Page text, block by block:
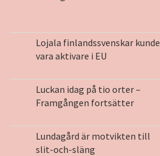
Lojala finlandssvenskar kunde
vara aktivare i EU
Luckan idag på tio orter –
Framgången fortsätter
Lundagård är motvikten till
slit-och-släng